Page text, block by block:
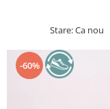
Stare: Ca nou
-60%